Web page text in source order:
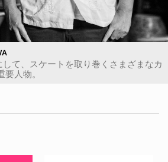
て、スケートを取り巻くさまざまなカ
人物。